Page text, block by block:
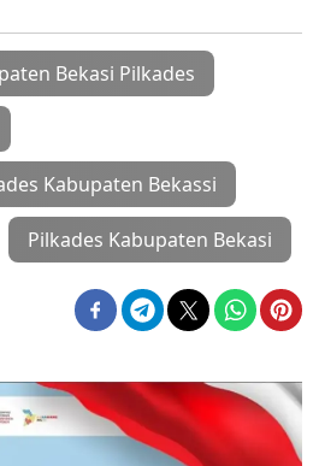
Bekasi Pilkades
Kabupaten Bekassi
Pilkades Kabupaten Bekasi